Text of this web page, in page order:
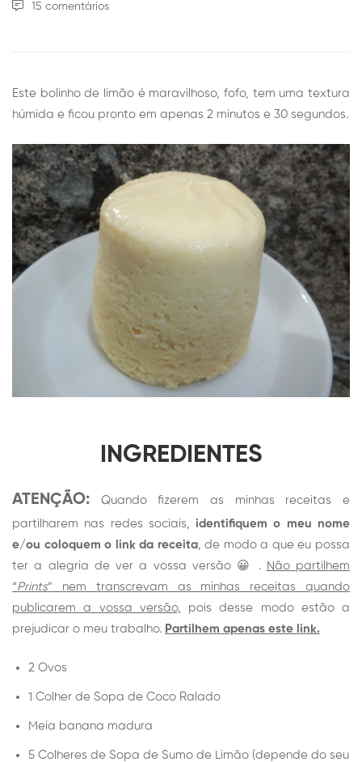
15 comentários
Este bolinho de limão é maravilhoso, fofo, tem uma textura
húmida e ficou pronto em apenas 2 minutos e 30 segundos.
INGRE DIENTES
ATENÇÃO: Quando fizerem as minhas receitas e
partilharem nas redes sociais,identifiquem o meu nome
e/ou coloquem o link da receita, de modo a que eu possa
ter a alegria de ver a vossa versão 😀 . Não partilhem
“Prints” nem transcrevam as minhas receitas quando
publicarem a vossa versão, pois desse modo estão a
prejudicar o meu trabalho. Partilhem apenas este link.
2 Ovos
1 Colher de Sopa de Coco Ralado
Meia banana madura
5 Colheres de Sopa de Sumo de Limão (depende do seu